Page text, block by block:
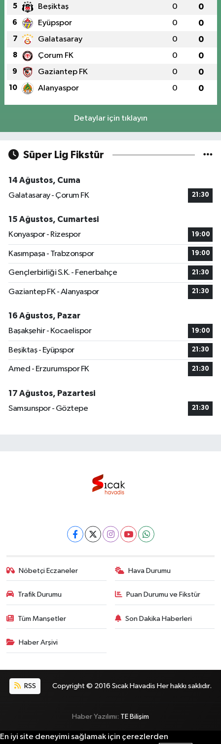
5 Beşiktaş 0 0
6 Eyüpspor 0 0
7 Galatasaray 0 0
8 Çorum FK 0 0
9 Gaziantep FK 0 0
10 Alanyaspor 0 0
Detaylar için tıklayın
Süper Lig Fikstür
14 Ağustos, Cuma
Galatasaray - Çorum FK
21:30
15 Ağustos, Cumartesi
Konyaspor - Rizespor
19:00
Kasımpaşa - Trabzonspor 19:00
Gençlerbirliği S.K. - Fenerbahçe 21:30
Gaziantep FK - Alanyaspor 21:30
16 Ağustos, Pazar
Başakşehir - Kocaelispor
19:00
Beşiktaş - Eyüpspor 21:30
Amed - Erzurumspor FK 21:30
17 Ağustos, Pazartesi
Samsunspor - Göztepe
21:30
Nöbetçi Eczaneler Hava Durumu
Trafik Durumu Puan Durumu ve Fikstür
Tüm Manşetler Son Dakika Haberleri
Haber Arşivi
RSS Copyright © 2016 Sıcak Havadis Her hakkı saklıdır.
Haber Yazılımı: TE Bilişim
En iyi site deneyimi sağlamak için çerezlerden